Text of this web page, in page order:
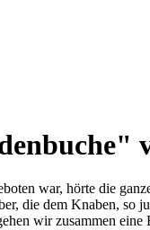
war, hörte die
die dem Knaben,
wir zusammen